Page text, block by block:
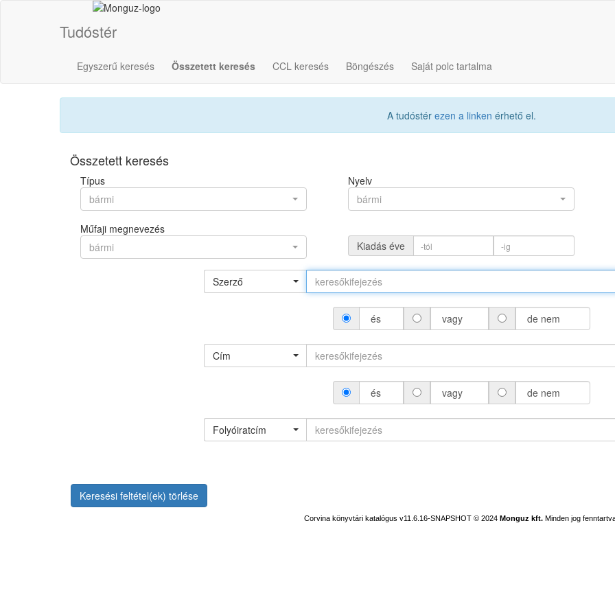
Tudóstér
Egyszerű keresés Összetett keresés CCL keresés Böngészés Saját polc tartalma
A tudóstér ezen a linken érhető el.
Összetett keresés
Típus
bármi
Nyelv
bármi
Műfaji megnevezés
bármi
Kiadás éve
Szerző
és vagy de nem
Cím
és vagy de nem
Folyóiratcím
Keresési feltétel(ek) törlése
Corvina könyvtári katalógus v11.6.16-SNAPSHOT © 2024 Monguz kft. Minden jog